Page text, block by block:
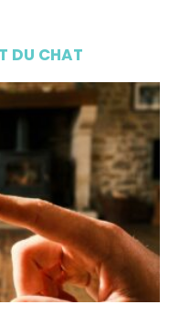
DU CHAT